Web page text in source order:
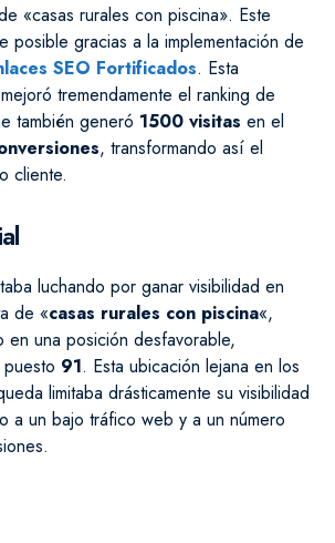
«casas rurales con piscina». Este
posible gracias a la implementación de
SEO Fortificados. Esta
tremendamente el ranking de
también generó 1500 visitas en el
, transformando así el
cliente.
luchando por ganar visibilidad en
de «casas rurales con piscina«,
en una posición desfavorable,
91. Esta ubicación lejana en los
limitaba drásticamente su visibilidad
a un bajo tráfico web y a un número